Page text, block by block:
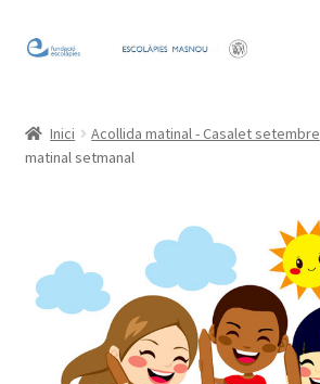
Salta
Vés
Mi cuenta
Inici Acollida matinal - Casalet setembre
matinal setmanal